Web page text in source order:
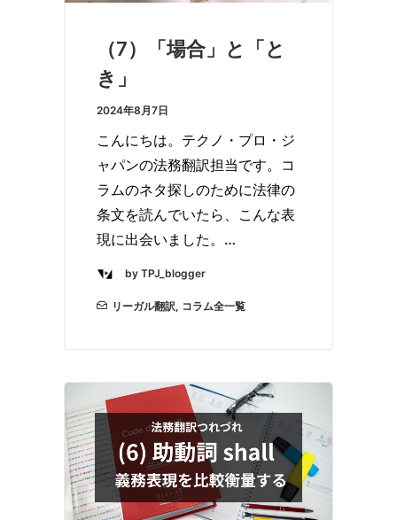
（7）「場合」と「と
き」
2024年8月7日
こんにちは。テクノ・プロ・ジ
ャパンの法務翻訳担当です。コ
ラムのネタ探しのために法律の
条文を読んでいたら、こんな表
現に出会いました。…
by TPJ_blogger
リーガル翻訳, コラム全一覧